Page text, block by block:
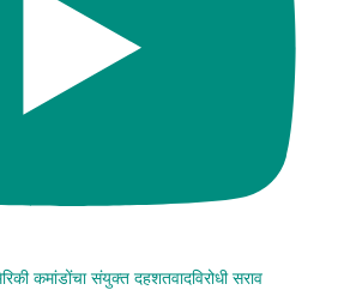
कमांडोंचा संयुक्त दहशतवादविरोधी सराव